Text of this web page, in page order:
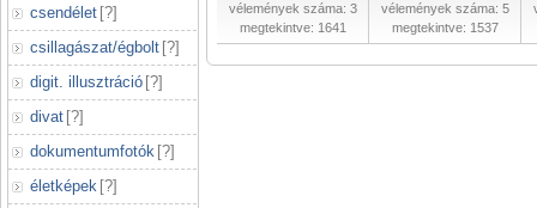
csendélet [?]
csillagászat/égbolt [?]
digit. illusztráció [?]
divat [?]
dokumentumfotók [?]
életképek [?]
vélemények száma: 3
megtekintve: 1641
vélemények száma: 5
megtekintve: 1537